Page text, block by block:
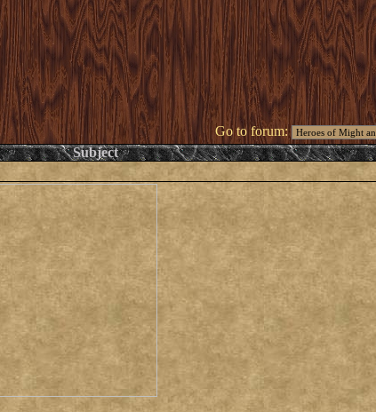
Go to forum:
Subject